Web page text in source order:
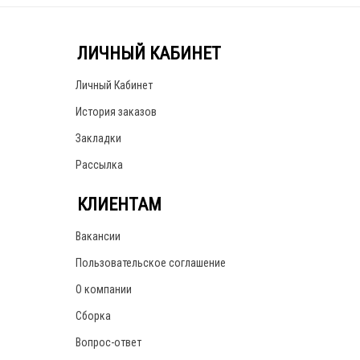
ЛИЧНЫЙ КАБИНЕТ
Личный Кабинет
История заказов
Закладки
Рассылка
КЛИЕНТАМ
Вакансии
Пользовательское соглашение
О компании
Сборка
Вопрос-ответ